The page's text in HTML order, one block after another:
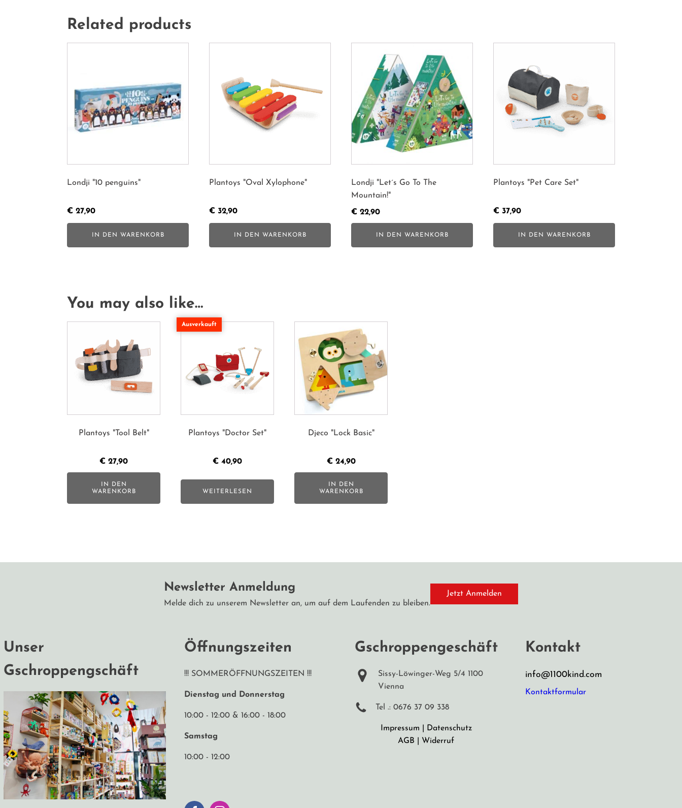
Related products
Londji "10 penguins"
€ 27,90
IN DEN WARENKORB
Plantoys "Oval Xylophone"
€ 32,90
IN DEN WARENKORB
Londji "Let´s Go To The
Mountain!"
€ 22,90
IN DEN WARENKORB
Plantoys "Pet Care Set"
€ 37,90
IN DEN WARENKORB
You may also like…
Plantoys "Tool Belt"
€ 27,90
IN DEN
WARENKORB
Plantoys "Doctor Set"
€ 40,90
WEITERLESEN
Djeco "Lock Basic"
€24,90
IN DEN
WARENKORB
Newsletter Anmeldung
Melde dich zu unserem Newsletter an, um auf dem Laufenden zu bleiben.
Jetzt Anmelden
Unser
Gschroppengschäft
Öffnungszeiten
!!! SOMMERÖFFNUNGSZEITEN !!!
Dienstag und Donnerstag
10:00 - 12:00 & 16:00 - 18:00
Samstag
10:00 - 12:00
Gschroppengeschäft
Sissy-Löwinger-Weg 5/4 1100
Vienna
Tel .: 0676 37 09 338
Impressum
Datenschutz
AGB
Widerruf
Kontakt
info@1100kind.com
Kontaktformular